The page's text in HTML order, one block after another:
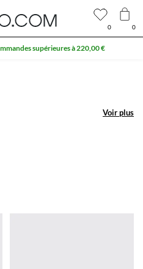
Voir plus
Voir plus
0 0
supérieures à 220,00 €